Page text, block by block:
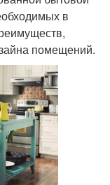
в
помещений.